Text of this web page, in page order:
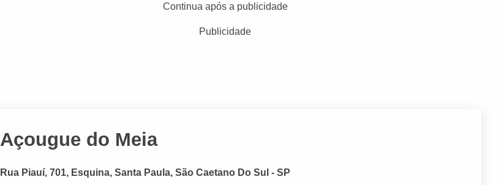
Continua após a publicidade
Publicidade
Açougue do Meia
Rua Piauí, 701, Esquina, Santa Paula, São Caetano Do Sul - SP